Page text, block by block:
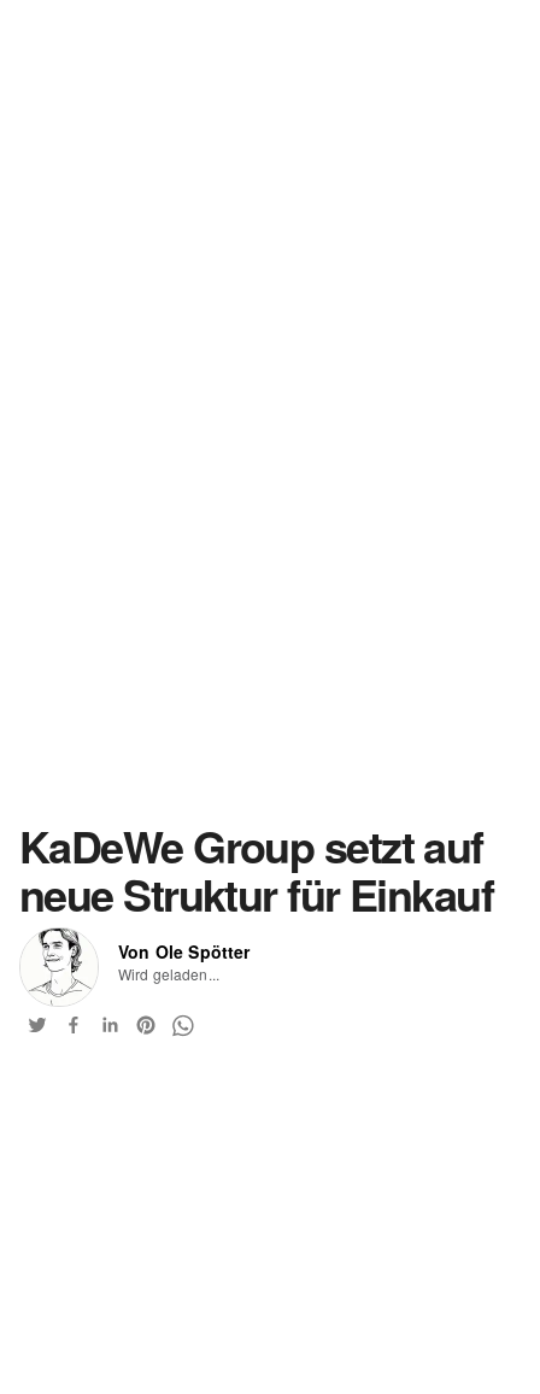
KaDeWe Group setzt auf
neue Struktur für Einkauf
Von Ole Spötter
Wird geladen...